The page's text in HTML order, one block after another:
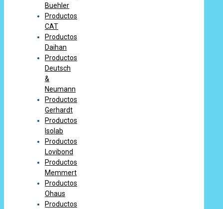
Buehler
Productos
CAT
Productos
Daihan
Productos
Deutsch
&
Neumann
Productos
Gerhardt
Productos
Isolab
Productos
Lovibond
Productos
Memmert
Productos
Ohaus
Productos